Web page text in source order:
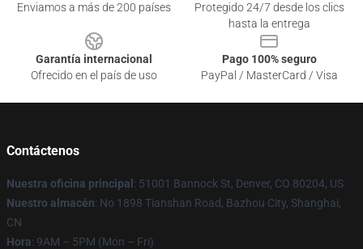
Enviamos a más de 200 países
Protegido 24/7 desde los clics
hasta la entrega
Garantía internacional
Ofrecido en el país de uso
Pago 100% seguro
PayPal / MasterCard / Visa
Contáctenos
Nuestra oficina principal : 51001 Bannock St, Denver, CO 80204, US
Nuestro almacén: No 1898 Tianshan Road, Bazhou City, Shanghai,
CN
Hora: 9AM – 5PM (Mon – Fri)